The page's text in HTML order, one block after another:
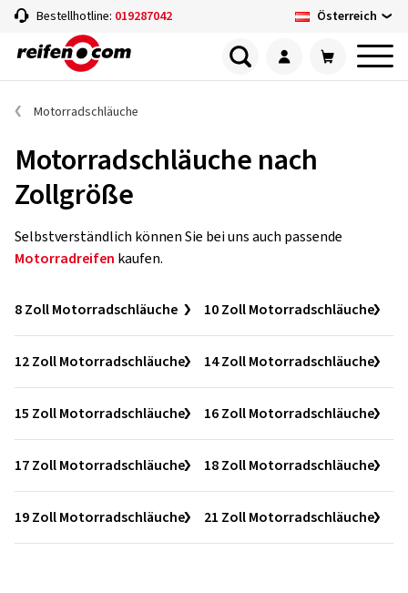
Bestellhotline: 019287042 Österreich
Motorradschläuche
Motorradschläuche nach
Zollgröße
Selbstverständlich können Sie bei uns auch passende
Motorradreifen kaufen.
8 Zoll Motorradschläuche 10 Zoll Motorradschläuche
12 Zoll Motorradschläuche 14 Zoll Motorradschläuche
15 Zoll Motorradschläuche 16 Zoll Motorradschläuche
17 Zoll Motorradschläuche 18 Zoll Motorradschläuche
19 Zoll Motorradschläuche 21 Zoll Motorradschläuche